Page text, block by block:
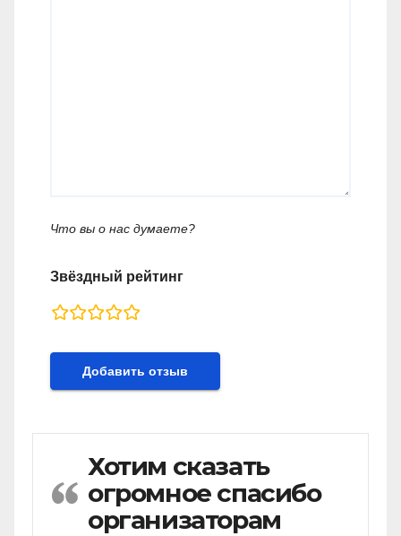
Что вы о нас думаете?
Звёздный рейтинг
rating
fields
Хотим сказать
огромное спасибо
организаторам